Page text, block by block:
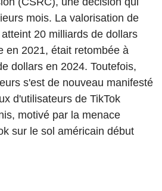
mois. La valorisation de
20 milliards de dollars
en 2021, était retombée à
dollars en 2024. Toutefois,
s'est de nouveau manifesté
d'utilisateurs de TikTok
motivé par la menace
sur le sol américain début